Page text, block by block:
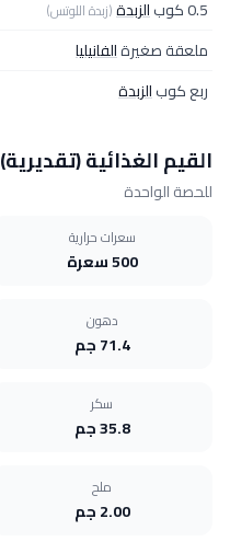
0.5 كوب
الزبدة(زبدة اللوتس)
ملعقة صغيرةالفانيليا
ربع كوبالزبدة
القيم الغذائية (تقديرية)
للحصة الواحدة
سعرات حرارية
500 سعرة
دهون
71.4 جم
سكر
35.8 جم
ملح
2.00 جم